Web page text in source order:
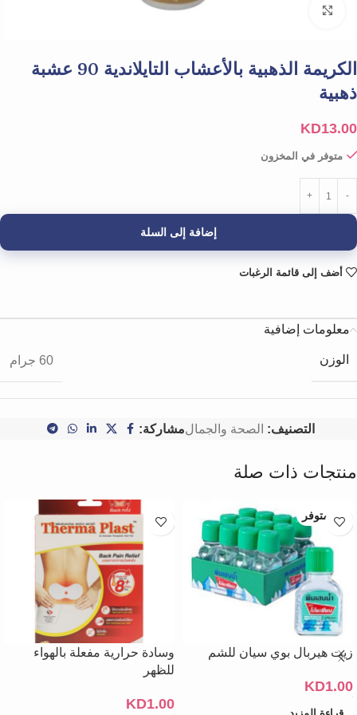
الكريمة الذهبية بالأعشاب التايلاندية 90 عشبة
ذهبية
KD13.00
متوفر في المخزون
إضافة إلى السلة
أضف إلى قائمة الرغبات
معلومات إضافية
الوزن 60 جرام
التصنيف: الصحة والجمالمشاركة:
منتجات ذات صلة
غير متوفر
زيت هيربال بوي سيان للشم
KD1.00
وسادة حرارية مفعلة بالهواء
للظهر
KD1.00